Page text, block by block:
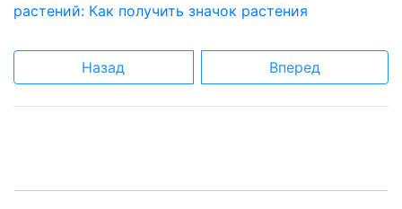
растений: Как получить значок растения
Назад Вперед